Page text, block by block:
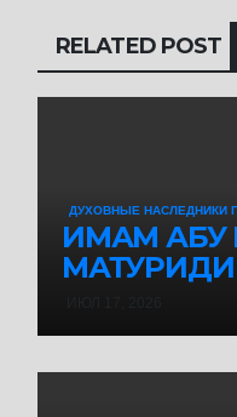
RELATED POST
ДУХОВНЫЕ НАСЛЕДНИКИ
ИМАМ АБУ
МАТУРИДИ